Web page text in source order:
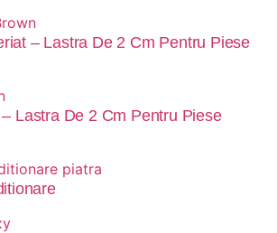
– Lastra De 2 Cm Pentru Piese
Lastra De 2 Cm Pentru Piese